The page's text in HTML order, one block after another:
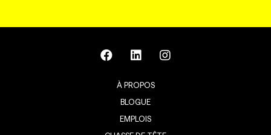
À PROPOS
BLOGUE
EMPLOIS